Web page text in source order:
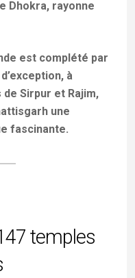
Dhokra, rayonne
est complété par
à
Sirpur et Rajim,
une
fascinante.
temples